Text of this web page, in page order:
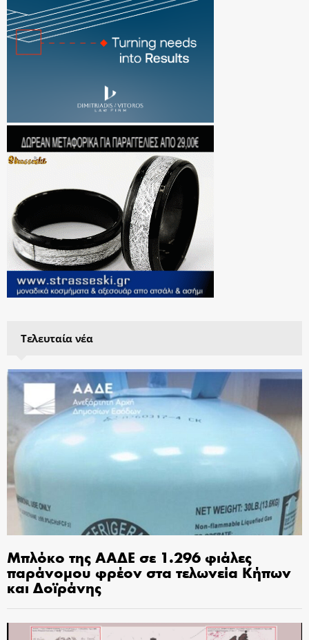
Τελευταία νέα
Μπλόκο της ΑΑΔΕ σε 1.296 φιάλες
παράνομου φρέον στα τελωνεία Κήπων
και Δοϊράνης